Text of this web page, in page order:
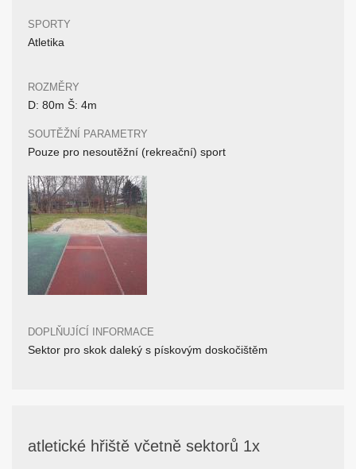
SPORTY
Atletika
ROZMĚRY
D: 80m Š: 4m
SOUTĚŽNÍ PARAMETRY
Pouze pro nesoutěžní (rekreační) sport
DOPLŇUJÍCÍ INFORMACE
Sektor pro skok daleký s pískovým doskočištěm
atletické hřiště včetně sektorů 1x